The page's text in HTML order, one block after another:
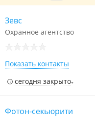
Зевс
Охранное агентство
Показать контакты
сегодня закрыто
Фотон-секьюрити